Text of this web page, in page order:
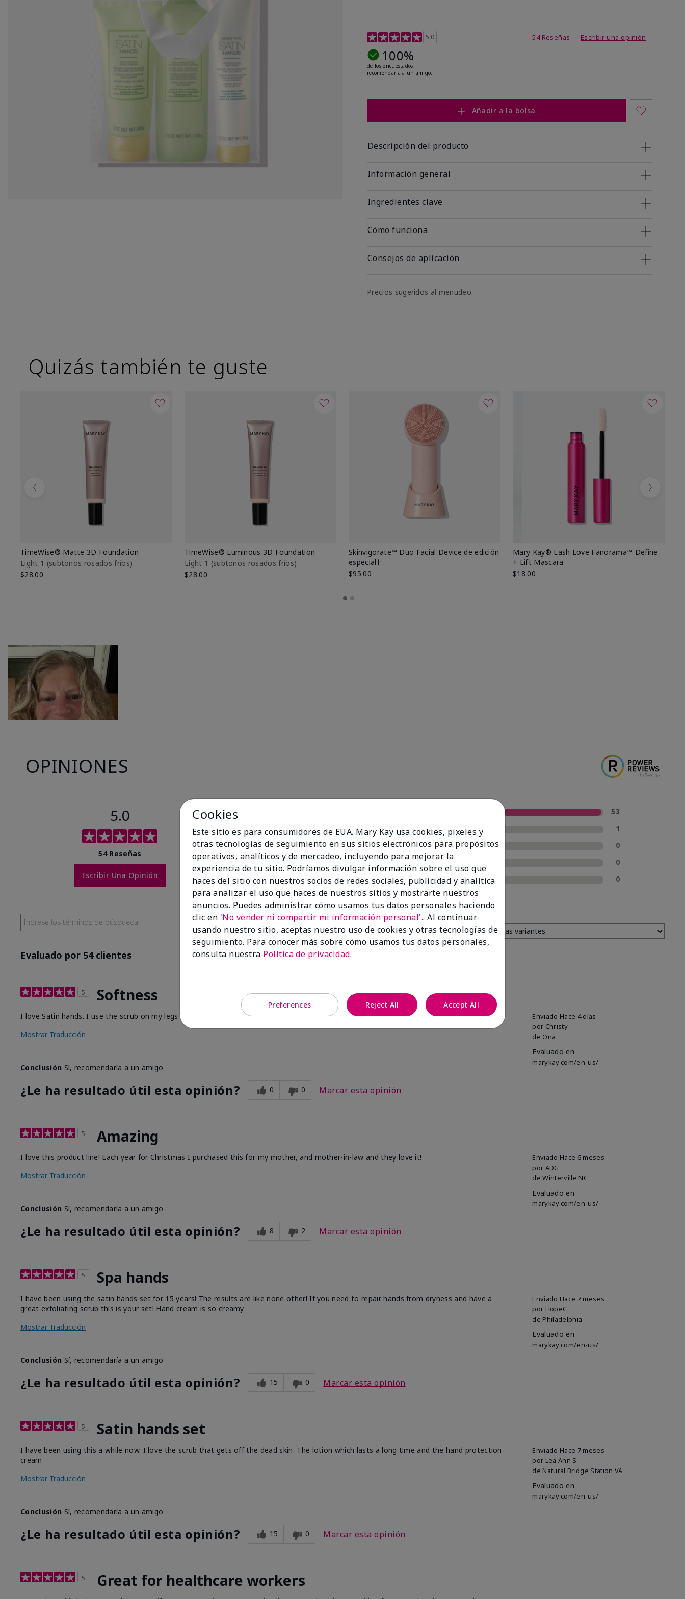
Calificación de clientes de 4,7 de 5
5.0 54 Reseñas Escribir una opinión
100%
de los encuestados
recomendaría a un amigo.
Añadir a la bolsa
Descripción del producto
Información general
Ingredientes clave
Cómo funciona
Consejos de aplicación
Precios sugeridos al menudeo.
Quizás también te guste
TimeWise® Matte 3D Foundation
Light 1​ (subtonos rosados fríos)
$28.00
TimeWise® Luminous 3D Foundation
Light 1​ (subtonos rosados fríos)
$28.00
Skinvigorate™ Duo Facial Device de edición
especial†
$95.00
Mary Kay® Lash Love Fanorama™ Define
+ Lift Mascara
$18.00
Previous Next
OPINIONES
5.0
54 Reseñas
Escribir Una Opinión
de los encuestados
recomendaría a un
amigo.
53
4 estrellas
1
3 estrellas
0
0
1 estrella
0
Evaluado por 54 clientes
5 Softness
Enviado Hace 4 días
por Christy
de Ona
Evaluado en
marykay.com/en-us/
I love Satin hands. I use the scrub on my legs before I shave. After I use the other two products. Makes my legs and hands super soft!
Mostrar Traducción
Conclusión Sí, recomendaría a un amigo
¿Le ha resultado útil esta opinión? 0 0 Marcar esta opinión
5 Amazing
Enviado Hace 6 meses
por ADG
de Winterville NC
Evaluado en
marykay.com/en-us/
I love this product line! Each year for Christmas I purchased this for my mother, and mother-in-law and they love it!
Mostrar Traducción
Conclusión Sí, recomendaría a un amigo
¿Le ha resultado útil esta opinión? 8 2 Marcar esta opinión
5 Spa hands
Enviado Hace 7 meses
por HopeC
de Philadelphia
Evaluado en
marykay.com/en-us/
I have been using the satin hands set for 15 years! The results are like none other! If you need to repair hands from dryness and have a
great exfoliating scrub this is your set! Hand cream is so creamy
Mostrar Traducción
Conclusión Sí, recomendaría a un amigo
¿Le ha resultado útil esta opinión? 15 0 Marcar esta opinión
5 Satin hands set
Enviado Hace 7 meses
por Lea Ann S
de Natural Bridge Station VA
Evaluado en
marykay.com/en-us/
I have been using this a while now. I love the scrub that gets off the dead skin. The lotion which lasts a long time and the hand protection
cream
Mostrar Traducción
Conclusión Sí, recomendaría a un amigo
¿Le ha resultado útil esta opinión? 15 0 Marcar esta opinión
5 Great for healthcare workers
Cookies
Este sitio es para consumidores de EUA. Mary Kay usa cookies, pixeles y
otras tecnologías de seguimiento en sus sitios electrónicos para propósitos
operativos, analíticos y de mercadeo, incluyendo para mejorar la
experiencia de tu sitio. Podríamos divulgar información sobre el uso que
haces del sitio con nuestros socios de redes sociales, publicidad y analítica
para analizar el uso que haces de nuestros sitios y mostrarte nuestros
anuncios. Puedes administrar cómo usamos tus datos personales haciendo
clic en 'No vender ni compartir mi información personal'.. Al continuar
usando nuestro sitio, aceptas nuestro uso de cookies y otras tecnologías de
seguimiento. Para conocer más sobre cómo usamos tus datos personales,
consulta nuestra Política de privacidad.
Preferences Reject All Accept All